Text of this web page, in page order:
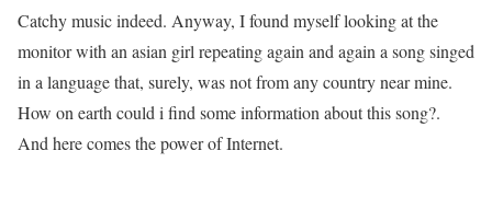
Catchy music indeed. Anyway, I found myself looking at the
monitor with an asian girl repeating again and again a song singed
in a language that, surely, was not from any country near mine.
How on earth could i find some information about this song?.
And here comes the power of Internet.